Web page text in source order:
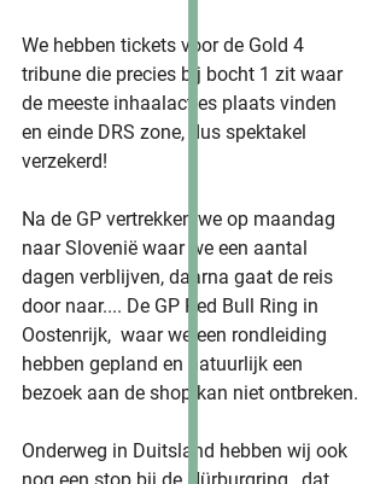
We hebben tickets voor de Gold 4
tribune die precies bij bocht 1 zit waar
de meeste inhaalacties plaats vinden
en einde DRS zone, dus spektakel
verzekerd!
Na de GP vertrekken we op maandag
naar Slovenië waar we een aantal
dagen verblijven, daarna gaat de reis
door naar.... De GP Red Bull Ring in
Oostenrijk,  waar we een rondleiding
hebben gepland en natuurlijk een
bezoek aan de shop kan niet ontbreken.
Onderweg in Duitsland hebben wij ook